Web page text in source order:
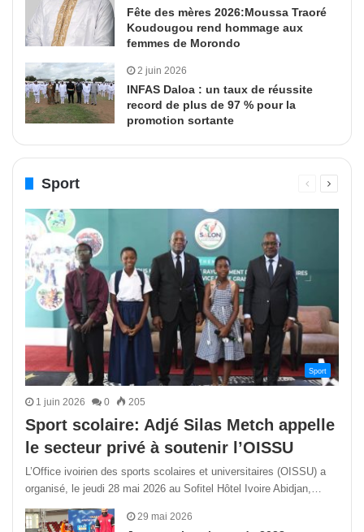
Fête des mères 2026:Moussa Traoré
Koudougou rend hommage aux
femmes de Morondo
2 juin 2026
INFAS Daloa : un taux de réussite
record de plus de 97 % pour la
promotion sortante
Sport
PagePage
Sport
1 juin 2026 0 205
Sport scolaire: Adjé Silas Metch appelle
le secteur privé à soutenir l’OISSU
L’Office ivoirien des sports scolaires et universitaires (OISSU) a
organisé, le jeudi 28 mai 2026 au Sofitel Hôtel Ivoire Abidjan,…
29 mai 2026